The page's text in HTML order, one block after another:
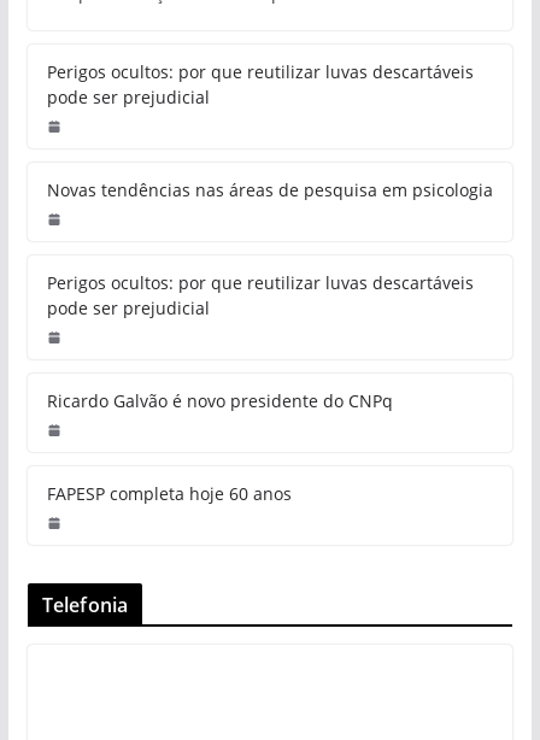
Perigos ocultos: por que reutilizar luvas descartáveis
pode ser prejudicial
Novas tendências nas áreas de pesquisa em psicologia
Perigos ocultos: por que reutilizar luvas descartáveis
pode ser prejudicial
Ricardo Galvão é novo presidente do CNPq
FAPESP completa hoje 60 anos
Telefonia